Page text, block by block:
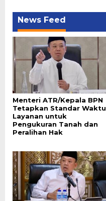
News Feed
Menteri ATR/Kepala BPN
Tetapkan Standar Waktu
Layanan untuk
Pengukuran Tanah dan
Peralihan Hak